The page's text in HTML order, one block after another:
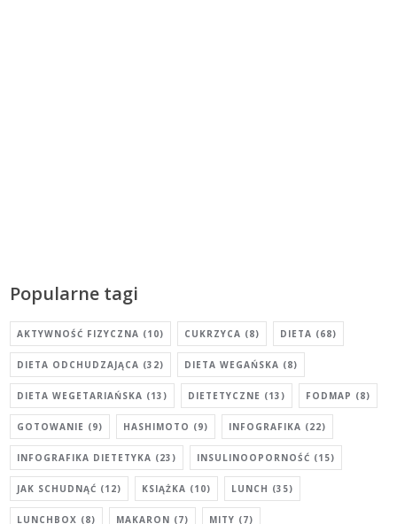
Popularne tagi
AKTYWNOŚĆ FIZYCZNA (10) CUKRZYCA (8) DIETA (68)
DIETA ODCHUDZAJĄCA (32) DIETA WEGAŃSKA (8)
DIETA WEGETARIAŃSKA (13) DIETETYCZNE (13) FODMAP (8)
GOTOWANIE (9) HASHIMOTO (9) INFOGRAFIKA (22)
INFOGRAFIKA DIETETYKA (23) INSULINOOPORNOŚĆ (15)
JAK SCHUDNĄĆ (12) KSIĄŻKA (10) LUNCH (35)
LUNCHBOX (8) MAKARON (7) MITY (7)